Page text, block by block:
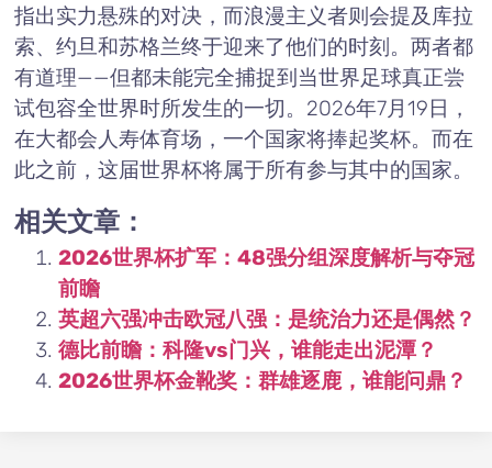
指出实力悬殊的对决，而浪漫主义者则会提及库拉
索、约旦和苏格兰终于迎来了他们的时刻。两者都
有道理——但都未能完全捕捉到当世界足球真正尝
试包容全世界时所发生的一切。2026年7月19日，
在大都会人寿体育场，一个国家将捧起奖杯。而在
此之前，这届世界杯将属于所有参与其中的国家。
相关文章：
2026世界杯扩军：48强分组深度解析与夺冠
前瞻
英超六强冲击欧冠八强：是统治力还是偶然？
德比前瞻：科隆vs门兴，谁能走出泥潭？
2026世界杯金靴奖：群雄逐鹿，谁能问鼎？